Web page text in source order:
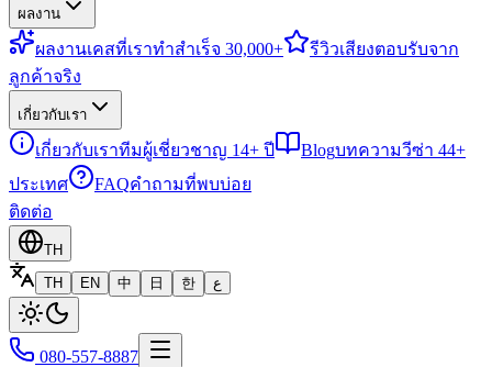
ผลงาน
ผลงานเคสที่เราทำสำเร็จ 30,000+ รีวิวเสียงตอบรับจาก
ลูกค้าจริง
เกี่ยวกับเรา
เกี่ยวกับเราทีมผู้เชี่ยวชาญ 14+ ปี Blogบทความวีซ่า 44+
ประเทศ
FAQคำถามที่พบบ่อย
ติดต่อ
TH
TH
EN 中 日 한 ع
080-557-8887